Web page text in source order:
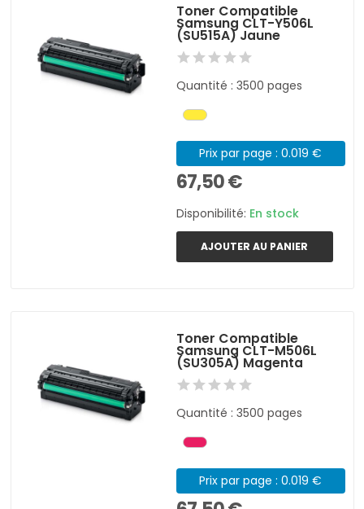
Toner Compatible
Samsung CLT-Y506L
(SU515A) Jaune
Quantité : 3500 pages
Prix par page : 0.019 €
67,50 €
Disponibilité: En stock
AJOUTER AU PANIER
Toner Compatible
Samsung CLT-M506L
(SU305A) Magenta
Quantité : 3500 pages
Prix par page : 0.019 €